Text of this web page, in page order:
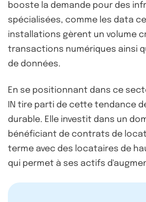
booste la demande pour des
spécialisées, comme les data
installations gèrent un volume
transactions numériques ainsi
de données.
En se positionnant dans ce
IN tire parti de cette tendance
durable. Elle investit dans un
bénéficiant de contrats de
terme avec des locataires de
qui permet à ses actifs